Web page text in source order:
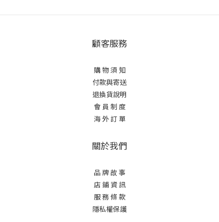
顧客服務
購 物 須 知
付款與寄送
退換貨說明
會 員 制 度
海 外 訂 單
關於我們
品 牌 故 事
店 鋪 資 訊
服 務 條 款
隱私權保護